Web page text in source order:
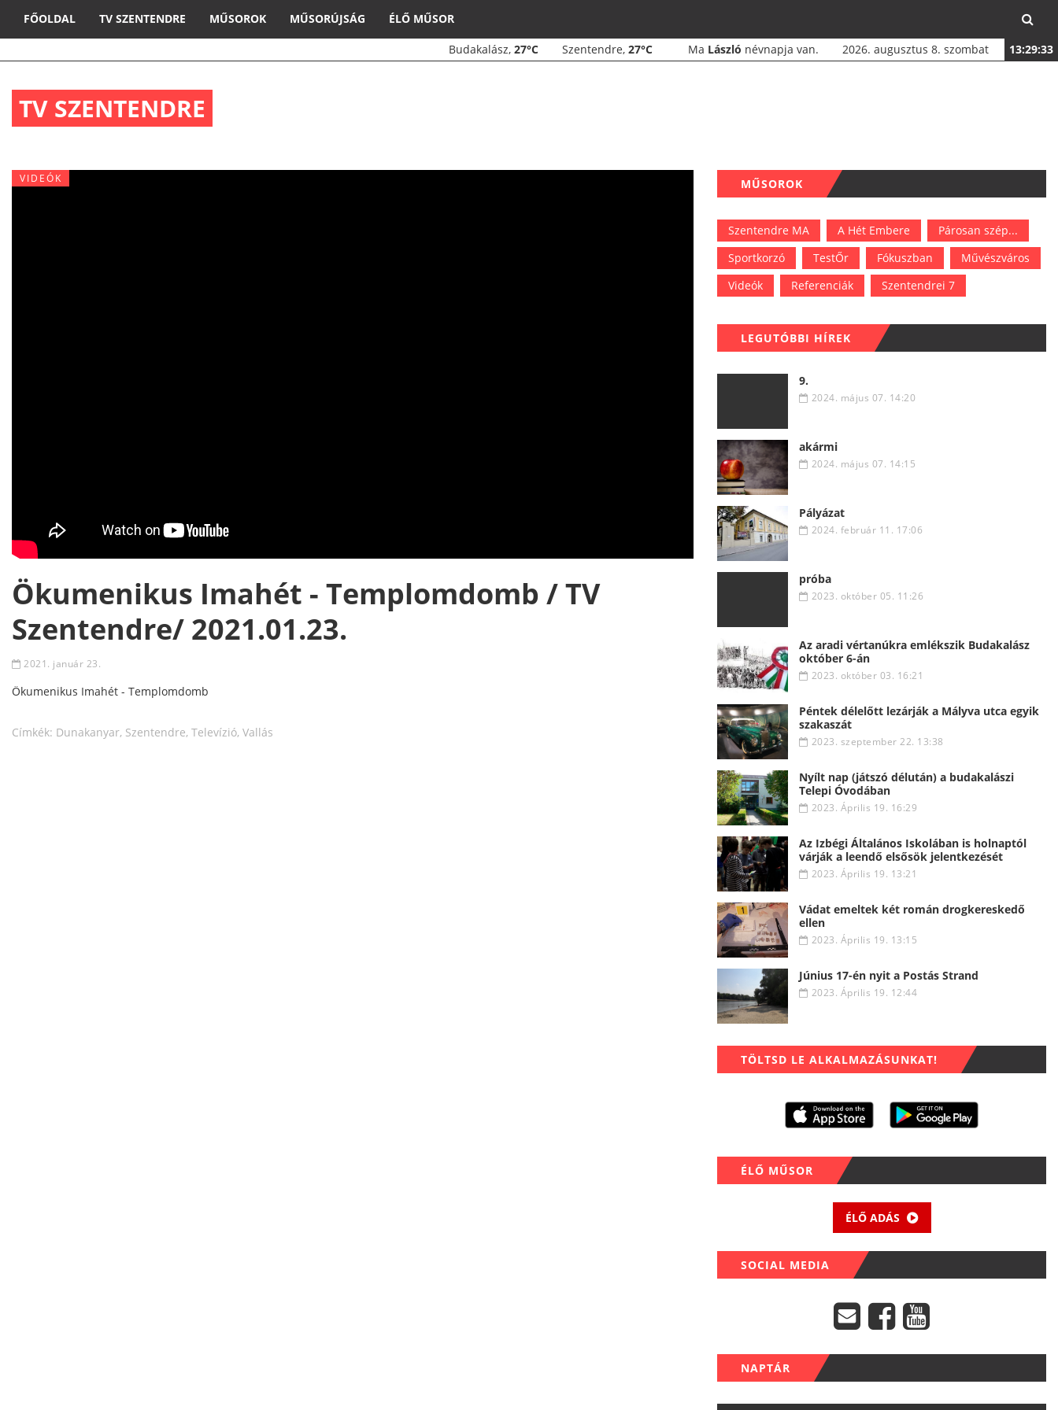
FŐOLDAL TV SZENTENDRE MŰSOROK MŰSORÚJSÁG ÉLŐ MŰSOR
Budakalász, 27°C Szentendre, 27°C Ma László névnapja van. 2026. augusztus 8. szombat 13:29:34
TV SZENTENDRE
VIDEÓK
Ökumenikus Imahét - Templomdomb / TV
Szentendre/ 2021.01.23.
2021. január 23.
Ökumenikus Imahét - Templomdomb
Címkék: Dunakanyar, Szentendre, Televízió, Vallás
MŰSOROK
Szentendre MA A Hét Embere
Párosan szép...
Sportkorzó
TestŐr Fókuszban
Művészváros
Videók
Referenciák Szentendrei 7
LEGUTÓBBI HÍREK
9.
2024. május 07. 14:20
akármi
2024. május 07. 14:15
Pályázat
2024. február 11. 17:06
próba
2023. október 05. 11:26
Az aradi vértanúkra emlékszik Budakalász
október 6-án
2023. október 03. 16:21
Péntek délelőtt lezárják a Mályva utca egyik
szakaszát
2023. szeptember 22. 13:38
Nyílt nap (játszó délután) a budakalászi
Telepi Óvodában
2023. Április 19. 16:29
Az Izbégi Általános Iskolában is holnaptól
várják a leendő elsősök jelentkezését
2023. Április 19. 13:21
Vádat emeltek két román drogkereskedő
ellen
2023. Április 19. 13:15
Június 17-én nyit a Postás Strand
2023. Április 19. 12:44
TÖLTSD LE ALKALMAZÁSUNKAT!
ÉLŐ MŰSOR
ÉLŐ ADÁS
SOCIAL MEDIA
NAPTÁR